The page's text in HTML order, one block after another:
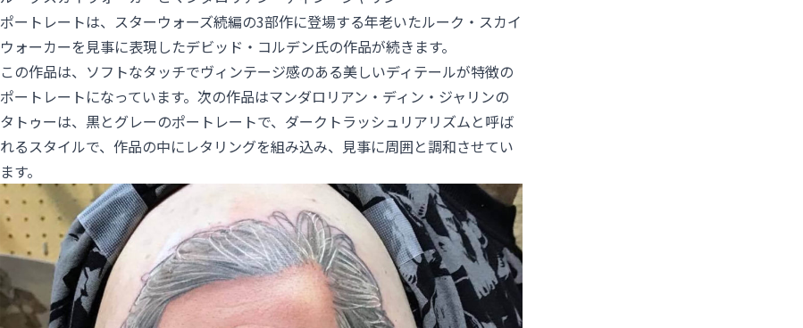
ポートレートは、スターウォーズ続編の3部作に登場する年老いたルーク・スカイ
ウォーカーを見事に表現したデビッド・コルデン氏の作品が続きます。
この作品は、ソフトなタッチでヴィンテージ感のある美しいディテールが特徴の
ポートレートになっています。次の作品はマンダロリアン・ディン・ジャリンの
タトゥーは、黒とグレーのポートレートで、ダークトラッシュリアリズムと呼ば
れるスタイルで、作品の中にレタリングを組み込み、見事に周囲と調和させてい
ます。